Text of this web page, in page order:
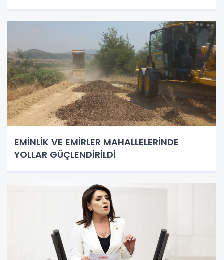
EMİNLİK VE EMİRLER MAHALLELERİNDE
YOLLAR GÜÇLENDİRİLDİ